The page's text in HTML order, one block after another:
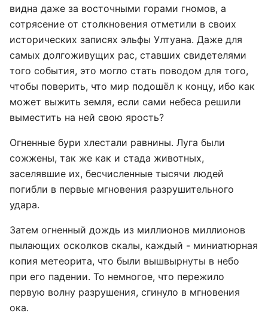
видна даже за восточными горами гномов, а
сотрясение от столкновения отметили в своих
исторических записях эльфы Ултуана. Даже для
самых долгоживущих рас, ставших свидетелями
того события, это могло стать поводом для того,
чтобы поверить, что мир подошёл к концу, ибо как
может выжить земля, если сами небеса решили
выместить на ней свою ярость?
Огненные бури хлестали равнины. Луга были
сожжены, так же как и стада животных,
заселявшие их, бесчисленные тысячи людей
погибли в первые мгновения разрушительного
удара.
Затем огненный дождь из миллионов миллионов
пылающих осколков скалы, каждый - миниатюрная
копия метеорита, что были вышвырнуты в небо
при его падении. То немногое, что пережило
первую волну разрушения, сгинуло в мгновения
ока.